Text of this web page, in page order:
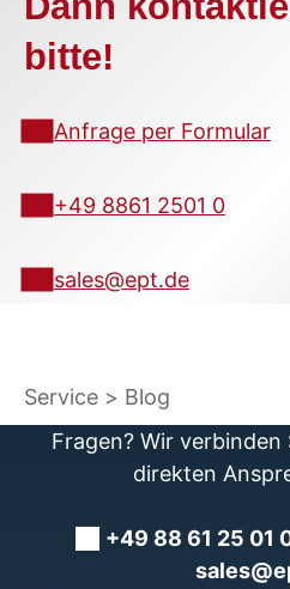
bitte!
Anfrage per Formular
+49 8861 2501 0
sales@ept.de
Service
Blog
Fragen? Wir
direkten
+49 88 61 25 01